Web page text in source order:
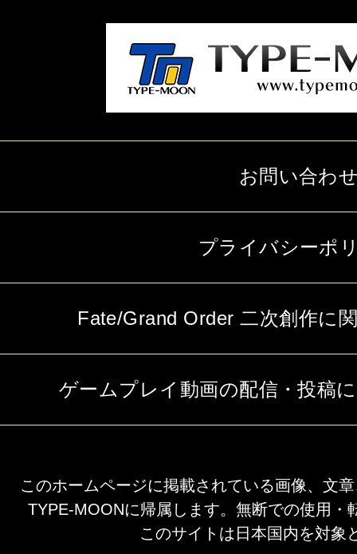
お問い合わ
プライバシーポ
Fate/Grand Order 二次創作に
ゲームプレイ動画の配信・投稿
このホームページに掲載されている画像、文
TYPE-MOONに帰属します。無断での使用・
このサイトは日本国内を対象